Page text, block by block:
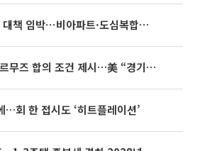
영끌 '주택공급' 대책 임박⋯비아파트·도심복합까지 총동원
이란, 미국에 호르무즈 합의 조건 제시…美 “경기 아직 안 끝나” [종합]
…회 한 접시도 ‘히트플레이션’